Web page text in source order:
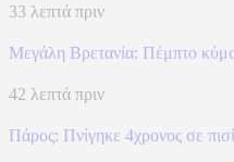
33 λεπτά πριν
Μεγάλη Βρετανία: Πέμπτο
42 λεπτά πριν
Πάρος: Πνίγηκε 4χρονος σε